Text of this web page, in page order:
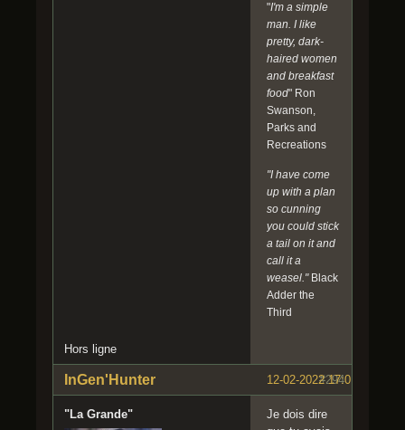
urassi
cWorl
dDom
inion
https:
//t.co/
5HYz
1kmO
RS
itter.c
om/9o
G9gY
tpiE
—
Juras
sic
Outpo
assic
Outpo
st)
Febru
"I'm a simple
man. I like
pretty, dark-
haired women
and breakfast
food" Ron
Swanson,
Parks and
Recreations
"I have come
up with a plan
so cunning
you could stick
a tail on it and
call it a
weasel."Black
Adder the
Third
Hors ligne
#294
12-02-2022 17:01:44
InGen'Hunter
"La Grande"
Je dois dire